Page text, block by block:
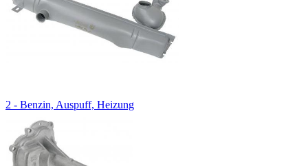
2 - Benzin, Auspuff, Heizung